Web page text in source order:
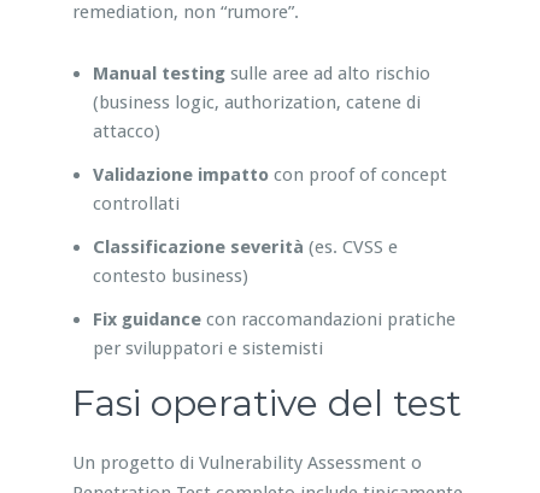
remediation, non “rumore”.
Manual testingsulle aree ad alto rischio
(business logic, authorization, catene di
attacco)
Validazione impattocon proof of concept
controllati
Classificazione severità (es. CVSS e
contesto business)
Fix guidancecon raccomandazioni pratiche
per sviluppatori e sistemisti
Fasi operative del test
Un progetto di Vulnerability Assessment o